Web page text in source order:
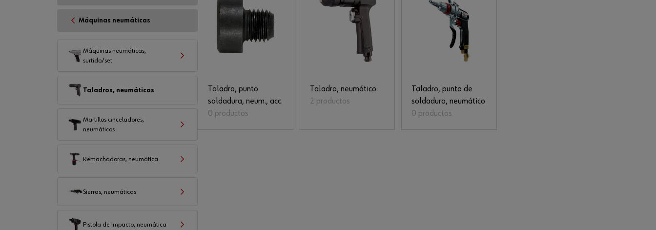
Máquinas neumáticas
Máquinas neumáticas,
surtido/set
Taladros, neumáticos
Martillos cinceladores,
neumáticos
Remachadoras, neumática
Sierras, neumáticas
Pistola de impacto, neumática
Taladro, punto
soldadura, neum., acc.
0 productos
Taladro, neumático
2 productos
Taladro, punto de
soldadura, neumático
0 productos